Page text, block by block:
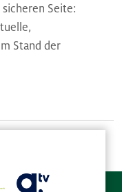
Seite:
Stand der